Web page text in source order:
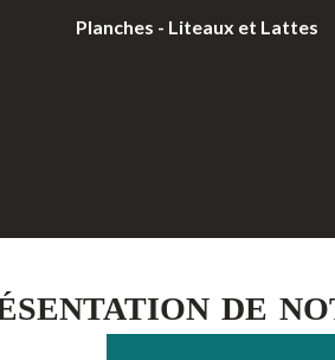
Planches - Liteaux et Lattes
de